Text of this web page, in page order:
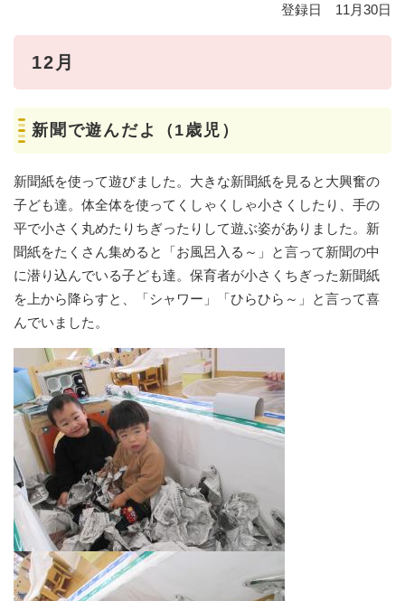
登録日 11月30日
12月
新聞で遊んだよ（1歳児）
新聞紙を使って遊びました。大きな新聞紙を見ると大興奮の
子ども達。体全体を使ってくしゃくしゃ小さくしたり、手の
平で小さく丸めたりちぎったりして遊ぶ姿がありました。新
聞紙をたくさん集めると「お風呂入る～」と言って新聞の中
に潜り込んでいる子ども達。保育者が小さくちぎった新聞紙
を上から降らすと、「シャワー」「ひらひら～」と言って喜
んでいました。